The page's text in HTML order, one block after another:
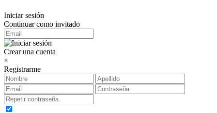
Iniciar sesión
Continuar como invitado
Crear una cuenta
×
Registrarme